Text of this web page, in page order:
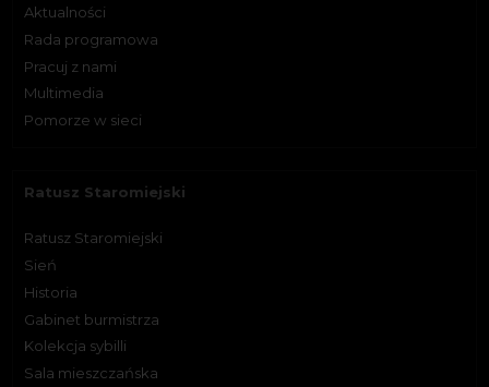
Aktualności
Rada programowa
Pracuj z nami
Multimedia
Pomorze w sieci
Ratusz Staromiejski
Ratusz Staromiejski
Sień
Historia
Gabinet burmistrza
Kolekcja sybilli
Sala mieszczańska